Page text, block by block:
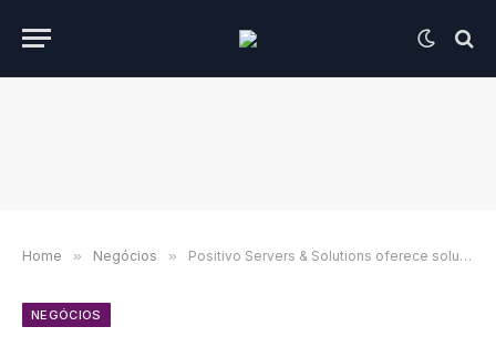
Home » Negócios » Positivo Servers & Solutions oferece soluções para economizar energia em data centers de alto desempenho potencializados por IA
NEGÓCIOS